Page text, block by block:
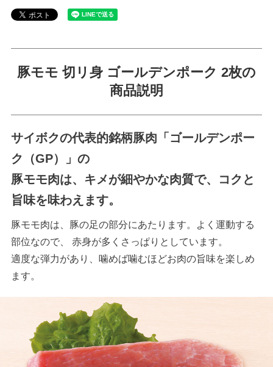
豚モモ 切リ身 ゴールデンポーク 2枚の
商品説明
サイボクの代表的銘柄豚肉「ゴールデンポー
ク（GP）」の
豚モモ肉は、キメが細やかな肉質で、コクと
旨味を味わえます。
豚モモ肉は、豚の足の部分にあたります。よく運動する
部位なので、 赤身が多くさっぱりとしています。
適度な弾力があり、噛めば噛むほどお肉の旨味を楽しめ
ます。